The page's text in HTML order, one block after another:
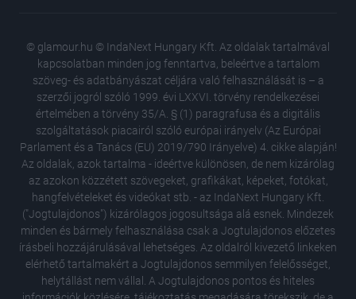
© glamour.hu © IndaNext Hungary Kft. Az oldalak tartalmával
kapcsolatban minden jog fenntartva, beleértve a tartalom
szöveg- és adatbányászat céljára való felhasználását is – a
szerzői jogról szóló 1999. évi LXXVI. törvény rendelkezései
értelmében a törvény 35/A. § (1) paragrafusa és a digitális
szolgáltatások piacairól szóló európai irányelv (Az Európai
Parlament és a Tanács (EU) 2019/790 Irányelve) 4. cikke alapján!
Az oldalak, azok tartalma - ideértve különösen, de nem kizárólag
az azokon közzétett szövegeket, grafikákat, képeket, fotókat,
hangfelvételeket és videókat stb. - az IndaNext Hungary Kft.
("Jogtulajdonos") kizárólagos jogosultsága alá esnek. Mindezek
minden és bármely felhasználása csak a Jogtulajdonos előzetes
írásbeli hozzájárulásával lehetséges. Az oldalról kivezető linkeken
elérhető tartalmakért a Jogtulajdonos semmilyen felelősséget,
helytállást nem vállal. A Jogtulajdonos pontos és hiteles